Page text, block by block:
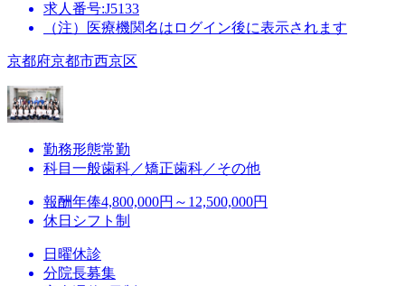
求人番号:J5133
（注）医療機関名はログイン後に表示されます
京都府京都市西京区
勤務形態常勤
科目 一般歯科／矯正歯科／その他
報酬年俸4,800,000円～12,500,000円
休日 シフト制
日曜休診
分院長募集